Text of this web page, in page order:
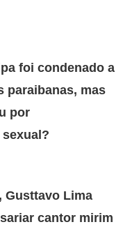
foi condenado a
paraibanas, mas
por
Gusttavo Lima
cantor mirim